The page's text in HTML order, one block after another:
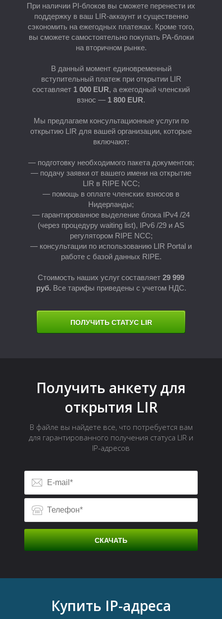
Е
Н
При наличии PI-блоков вы сможете перенести их
поддержку в ваш LIR-аккаунт и существенно
сэкономить на ежегодных платежах. Кроме того,
вы сможете самостоятельно покупать PA-блоки
на вторичном рынке.
В данный момент единовременный
вступительный платеж при открытии LIR
составляет 1 000 EUR, а ежегодный членский
взнос — 1 800 EUR.
Мы предлагаем консультационные услуги по
открытию LIR для вашей организации, которые
включают:
— подготовку необходимого пакета документов;
— подачу заявки от вашего имени на открытие
LIR в RIPE NCC;
— помощь в оплате членских взносов в
Нидерланды;
— гарантированное выделение блока IPv4 /24
(через процедуру waiting list), IPv6 /29 и AS
регулятором RIPE NCC;
— консультации по использованию LIR Portal и
работе с базой данных RIPE.
Стоимость наших услуг составляет 29 999
руб. Все тарифы приведены с учетом НДС.
ПОЛУЧИТЬ СТАТУС LIR
Получить анкету для
открытия LIR
В файле вы найдете все, что потребуется вам
для гарантированного получения статуса LIR и
IP-адресов
СКАЧАТЬ
Купить IP-адреса